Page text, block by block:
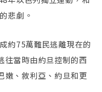
悲劇。
約75萬難民逃離現在的
往當時由約旦控制的西
嫩、敘利亞、約旦和更